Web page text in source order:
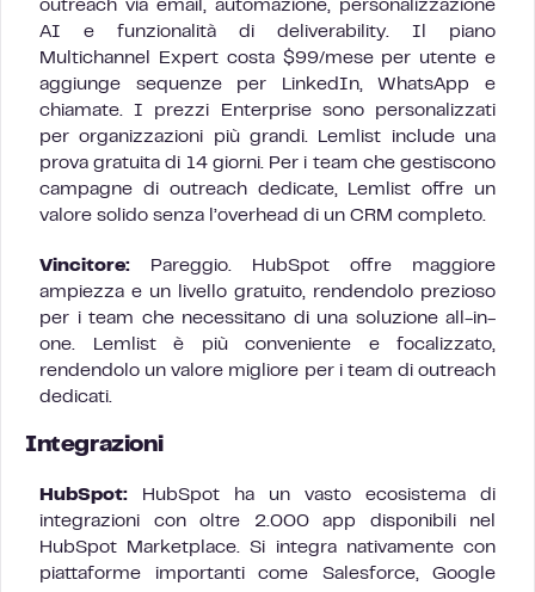
outreach via email, automazione, personalizzazione
AI e funzionalità di deliverability. Il piano
Multichannel Expert costa $99/mese per utente e
aggiunge sequenze per LinkedIn, WhatsApp e
chiamate. I prezzi Enterprise sono personalizzati
per organizzazioni più grandi. Lemlist include una
prova gratuita di 14 giorni. Per i team che gestiscono
campagne di outreach dedicate, Lemlist offre un
valore solido senza l’overhead di un CRM completo.
Vincitore: Pareggio. HubSpot offre maggiore
ampiezza e un livello gratuito, rendendolo prezioso
per i team che necessitano di una soluzione all-in-
one. Lemlist è più conveniente e focalizzato,
rendendolo un valore migliore per i team di outreach
dedicati.
Integrazioni
HubSpot: HubSpot ha un vasto ecosistema di
integrazioni con oltre 2.000 app disponibili nel
HubSpot Marketplace. Si integra nativamente con
piattaforme importanti come Salesforce, Google